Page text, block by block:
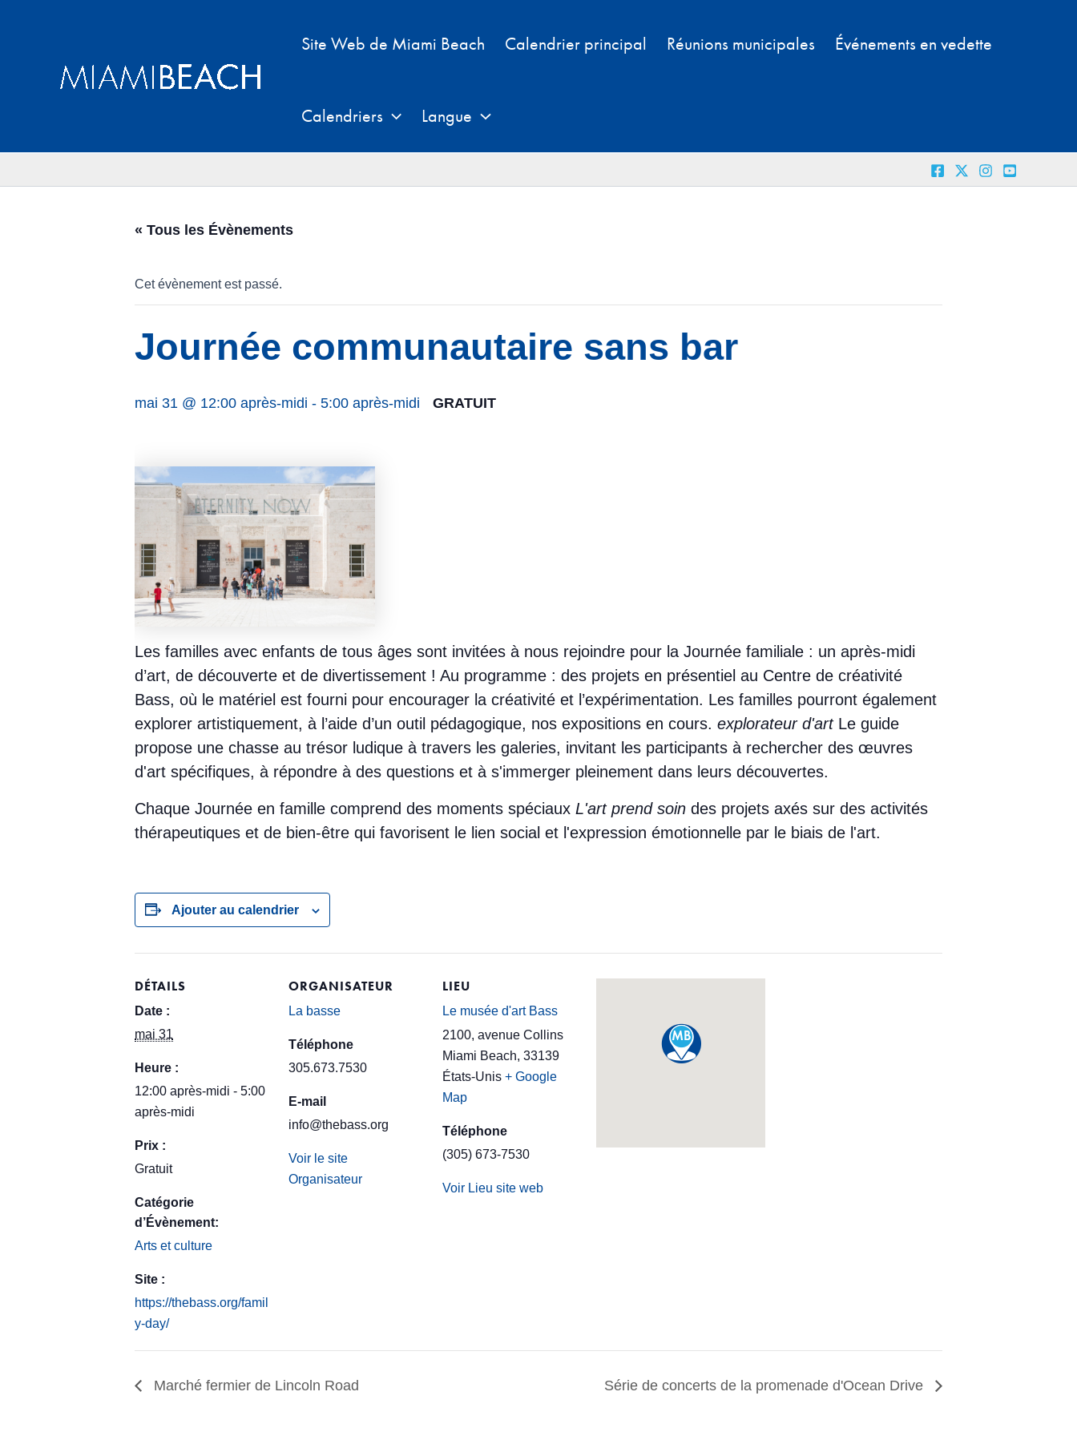
Site Web de Miami Beach Calendrier principal Réunions municipales Événements en vedette
Calendriers Langue
« Tous les Évènements
Cet évènement est passé.
Journée communautaire sans bar
mai 31 @ 12:00 après-midi - 5:00 après-midi GRATUIT
Les familles avec enfants de tous âges sont invitées à nous rejoindre pour la Journée familiale : un après-midi
d’art, de découverte et de divertissement ! Au programme : des projets en présentiel au Centre de créativité
Bass, où le matériel est fourni pour encourager la créativité et l’expérimentation. Les familles pourront également
explorer artistiquement, à l’aide d’un outil pédagogique, nos expositions en cours. explorateur d'artLe guide
propose une chasse au trésor ludique à travers les galeries, invitant les participants à rechercher des œuvres
d'art spécifiques, à répondre à des questions et à s'immerger pleinement dans leurs découvertes.
Chaque Journée en famille comprend des moments spéciaux L'art prend soin des projets axés sur des activités
thérapeutiques et de bien-être qui favorisent le lien social et l'expression émotionnelle par le biais de l'art.
Ajouter au calendrier
DÉTAILS
Date :
mai 31
Heure :
12:00 après-midi - 5:00
après-midi
Prix :
Gratuit
Catégorie
d’Évènement:
Arts et culture
Site :
https://thebass.org/famil
y-day/
ORGANISATEUR
La basse
Téléphone
305.673.7530
E-mail
info@thebass.org
Voir le site
Organisateur
LIEU
Le musée d'art Bass
2100, avenue Collins
Miami Beach, 33139
États-Unis + Google
Map
Téléphone
(305) 673-7530
Voir Lieu site web
Marché fermier de Lincoln Road Série de concerts de la promenade d'Ocean Drive